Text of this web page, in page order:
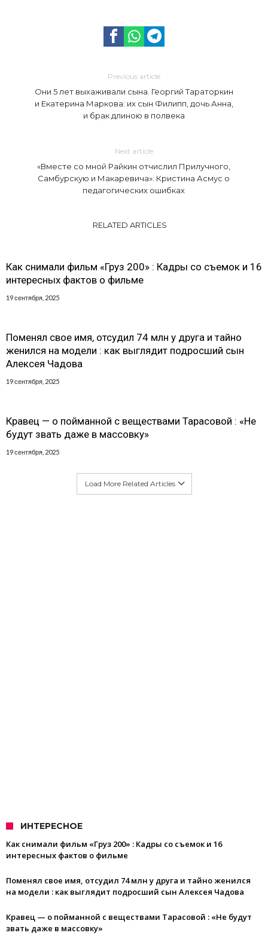
Previous article
Они 5 лет выхаживали сына. Георгий Тараторкин
и Екатерина Маркова: их сын Филипп, дочь Анна,
и брак длиною в полвека
Next article
«Вместе со мной Райкин отчислил Прилучного,
Самбурскую и Макаревича»: Кристина Асмус о
педагогических ошибках
RELATED ARTICLES
Как снимали фильм «Груз 200» : Кадры со съемок и 16
интересных фактов о фильме
19 сентября, 2025
Поменял свое имя, отсудил 74 млн у друга и тайно
женился на модели : как выглядит подросший сын
Алексея Чадова
19 сентября, 2025
Кравец — о пойманной с веществами Тарасовой : «Не
будут звать даже в массовку»
19 сентября, 2025
Load More Related Articles
ИНТЕРЕСНОЕ
Как снимали фильм «Груз 200» : Кадры со съемок и 16
интересных фактов о фильме
Поменял свое имя, отсудил 74 млн у друга и тайно женился
на модели : как выглядит подросший сын Алексея Чадова
Кравец — о пойманной с веществами Тарасовой : «Не будут
звать даже в массовку»